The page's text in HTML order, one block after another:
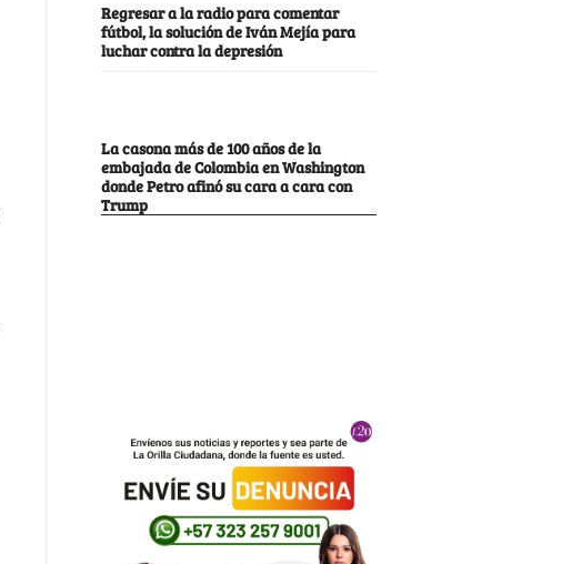
Regresar a la radio para comentar
fútbol, la solución de Iván Mejía para
luchar contra la depresión
La casona más de 100 años de la
embajada de Colombia en Washington
donde Petro afinó su cara a cara con
Trump